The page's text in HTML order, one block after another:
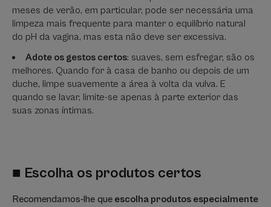
meses de verão, em particular, pode ser necessária uma
limpeza mais frequente para manter o equilíbrio natural
do pH da vagina, mas esta não deve ser excessiva.
Adote os gestos certos: suaves, sem esfregar, são os
melhores. Quando for à casa de banho ou depois de um
duche, limpe suavemente a área à volta da vulva. E
quando se lavar, limite-se apenas à parte exterior das
suas zonas íntimas.
■ Escolha os produtos certos
Recomendamos-lhe que escolha produtos especialmente